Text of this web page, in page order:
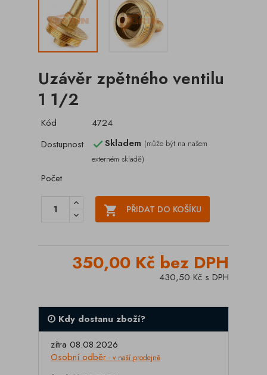
Uzávěr zpětného ventilu
1 1/2
Kód
4724
Dostupnost
Skladem (může být na našem
externém skladě)
Počet
 PŘIDAT DO KOŠÍKU
350,00 Kč bez DPH
430,50 Kč s DPH
Kdy dostanu zboží?
zítra 08.08.2026
Osobní odběr - v naší prodejně